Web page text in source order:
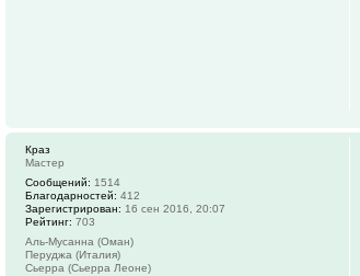
Краз
Мастер
Сообщений: 1514
Благодарностей: 412
Зарегистрирован: 16 сен 2016, 20:07
Рейтинг: 703
Аль-Мусанна (Оман)
Перуджа (Италия)
Сьерра (Сьерра Леоне)